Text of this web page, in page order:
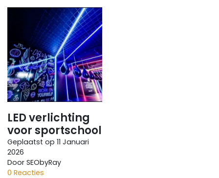
LED verlichting
voor sportschool
Geplaatst op 11 Januari
2026
Door SEObyRay
0 Reacties